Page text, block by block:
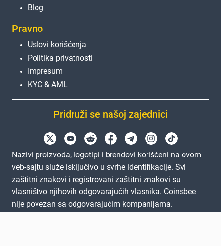
Blog
Pravno
Uslovi korišćenja
Politika privatnosti
Impresum
KYC & AML
Pridruži se našoj zajednici
Nazivi proizvoda, logotipi i brendovi korišćeni na ovom
veb-sajtu služe isključivo u svrhe identifikacije. Svi
zaštitni znakovi i registrovani zaštitni znakovi su
vlasništvo njihovih odgovarajućih vlasnika. Coinsbee
nije povezan sa odgovarajućim kompanijama.